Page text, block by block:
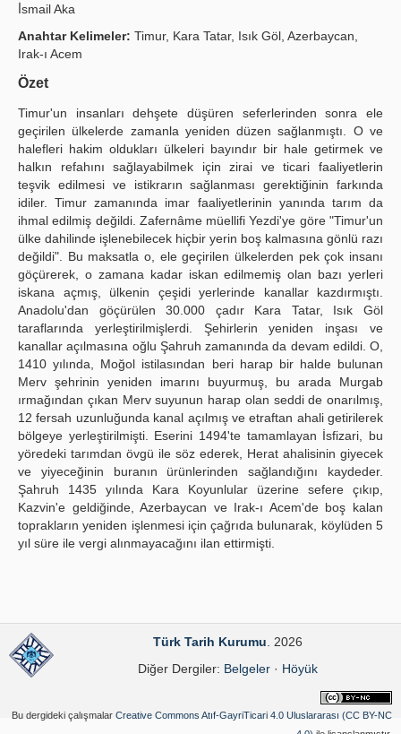
İ̇smail Aka
Anahtar Kelimeler: Timur, Kara Tatar, Isık Göl, Azerbaycan,
Irak-ı Acem
Özet
Timur'un insanları dehşete düşüren seferlerinden sonra ele
geçirilen ülkelerde zamanla yeniden düzen sağlanmıştı. O ve
halefleri hakim oldukları ülkeleri bayındır bir hale getirmek ve
halkın refahını sağlayabilmek için zirai ve ticari faaliyetlerin
teşvik edilmesi ve istikrarın sağlanması gerektiğinin farkında
idiler. Timur zamanında imar faaliyetlerinin yanında tarım da
ihmal edilmiş değildi. Zafernâme müellifi Yezdi'ye göre "Timur'un
ülke dahilinde işlenebilecek hiçbir yerin boş kalmasına gönlü razı
değildi". Bu maksatla o, ele geçirilen ülkelerden pek çok insanı
göçürerek, o zamana kadar iskan edilmemiş olan bazı yerleri
iskana açmış, ülkenin çeşidi yerlerinde kanallar kazdırmıştı.
Anadolu'dan göçürülen 30.000 çadır Kara Tatar, Isık Göl
taraflarında yerleştirilmişlerdi. Şehirlerin yeniden inşası ve
kanallar açılmasına oğlu Şahruh zamanında da devam edildi. O,
1410 yılında, Moğol istilasından beri harap bir halde bulunan
Merv şehrinin yeniden imarını buyurmuş, bu arada Murgab
ırmağından çıkan Merv suyunun harap olan seddi de onarılmış,
12 fersah uzunluğunda kanal açılmış ve etraftan ahali getirilerek
bölgeye yerleştirilmişti. Eserini 1494'te tamamlayan İsfizari, bu
yöredeki tarımdan övgü ile söz ederek, Herat ahalisinin giyecek
ve yiyeceğinin buranın ürünlerinden sağlandığını kaydeder.
Şahruh 1435 yılında Kara Koyunlular üzerine sefere çıkıp,
Kazvin'e geldiğinde, Azerbaycan ve Irak-ı Acem'de boş kalan
toprakların yeniden işlenmesi için çağrıda bulunarak, köylüden 5
yıl süre ile vergi alınmayacağını ilan ettirmişti.
Türk Tarih Kurumu . 2026
Diğer Dergiler: Belgeler· Höyük
Bu dergideki çalışmalar Creative Commons Atıf-GayriTicari 4.0 Uluslararası (CC BY-NC